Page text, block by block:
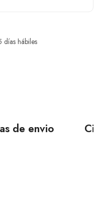
hábiles
de envio